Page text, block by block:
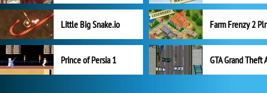
Little Big Snake.io
Prince of Persia 1 GTA Grand Theft